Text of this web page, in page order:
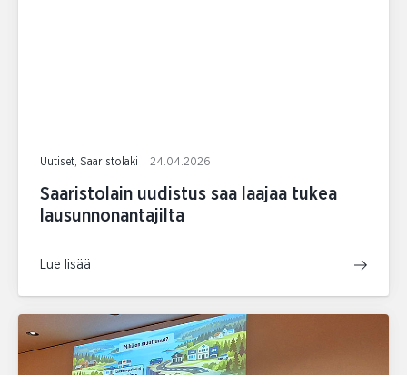
Uutiset, Saaristolaki 24.04.2026
Saaristolain uudistus saa laajaa tukea
lausunnonantajilta
Lue lisää